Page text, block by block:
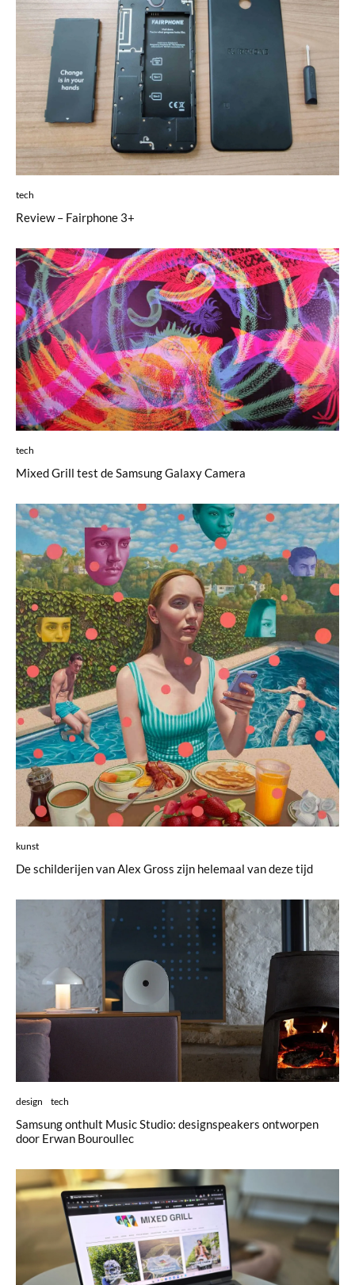
tech
Review – Fairphone 3+
tech
Mixed Grill test de Samsung Galaxy Camera
kunst
De schilderijen van Alex Gross zijn helemaal van deze tijd
design tech
Samsung onthult Music Studio: designspeakers ontworpen
door Erwan Bouroullec